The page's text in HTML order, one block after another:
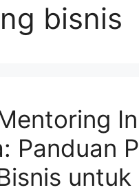
bisnis
Panduan